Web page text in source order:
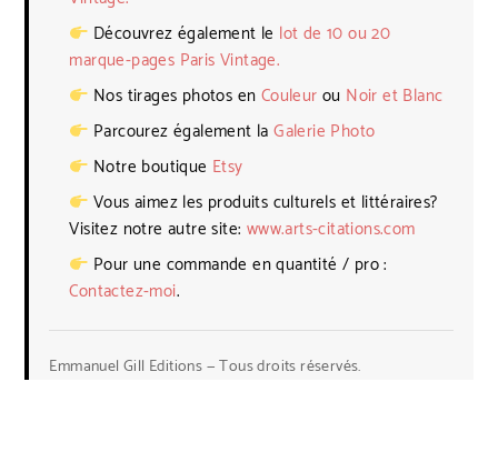
Découvrez également le lot de 10 ou 20
marque-pages Paris Vintage.
Nos tirages photos en Couleur ou Noir et Blanc
Parcourez également laGalerie Photo
Notre boutique Etsy
Vous aimez les produits culturels et littéraires?
Visitez notre autre site: www.arts-citations.com
Pour une commande en quantité / pro :
Contactez-moi.
Emmanuel Gill Editions — Tous droits réservés.